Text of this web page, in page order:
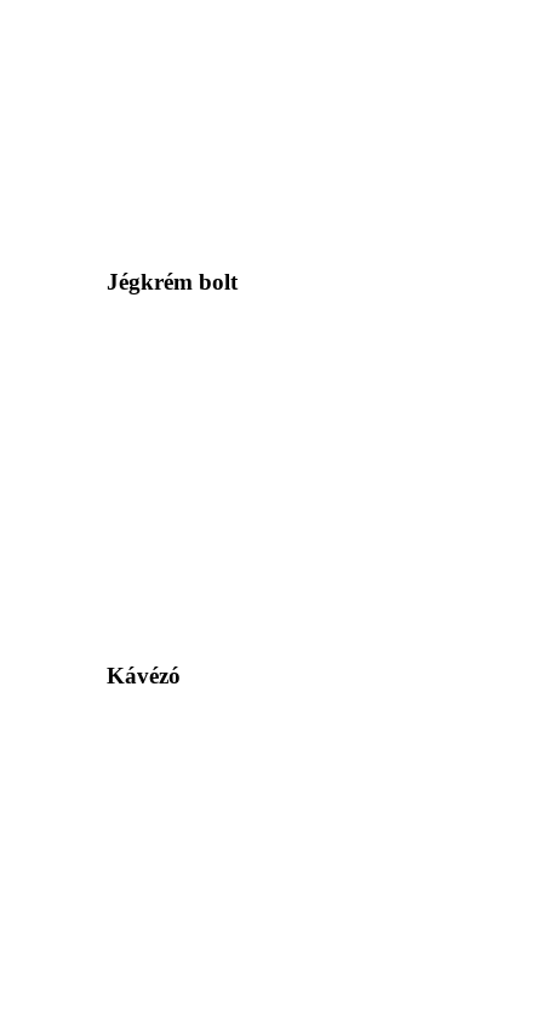
Jégkrém bolt
Kávézó